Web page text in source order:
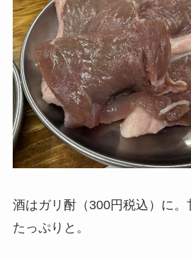
酒はガリ酎（300円税込）に
たっぷりと。